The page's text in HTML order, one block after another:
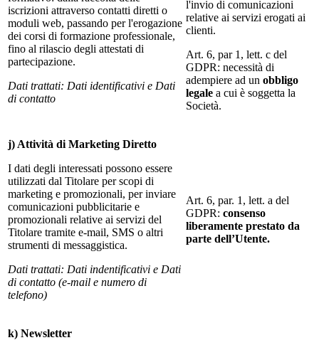
iscrizioni attraverso contatti diretti o
moduli web, passando per l'erogazione
dei corsi di formazione professionale,
fino al rilascio degli attestati di
partecipazione.
Dati trattati: Dati identificativi e Dati
di contatto
l'invio di comunicazioni
relative ai servizi erogati ai
clienti.
Art. 6, par 1, lett. c del
GDPR: necessità di
adempiere ad un obbligo
legale a cui è soggetta la
Società.
j) Attività di Marketing Diretto
I dati degli interessati possono essere
utilizzati dal Titolare per scopi di
marketing e promozionali, per inviare
comunicazioni pubblicitarie e
promozionali relative ai servizi del
Titolare tramite e-mail, SMS o altri
strumenti di messaggistica.
Dati trattati: Dati indentificativi e Dati
di contatto (e-mail e numero di
telefono)
Art. 6, par. 1, lett. a del
GDPR: consenso
liberamente prestato da
parte dell’Utente.
k) Newsletter